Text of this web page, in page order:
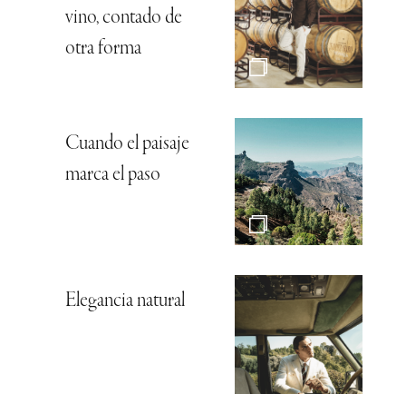
vino, contado de
otra forma
Cuando el paisaje
marca el paso
Elegancia natural